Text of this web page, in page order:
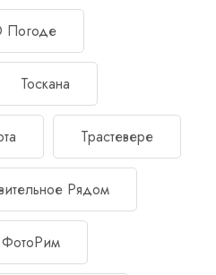
Погоде
Тоскана
Трастевере
Рядом
ФотоРим